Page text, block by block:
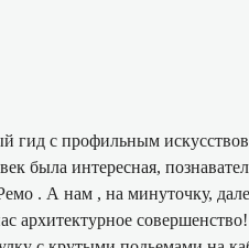
гид с профильным
была интересная,
70... Но это
архитектурное